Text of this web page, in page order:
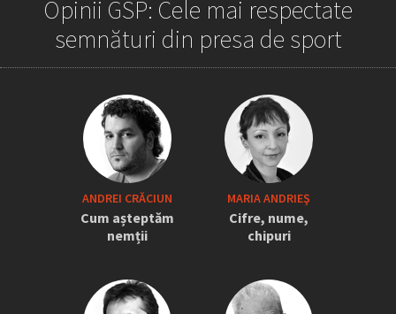
„Iordănescu a tras sforile să revină la
națională” » Pițurcă face dezvăluiri
tari: „Dacă știam că vine el...” +
Scena din avion: „Era transfigurat”
Opinii GSP: Cele mai respectate
semnături din presa de sport
ANDREI CRĂCIUN
Cum așteptăm
nemții
MARIA ANDRIEŞ
Cifre, nume,
chipuri